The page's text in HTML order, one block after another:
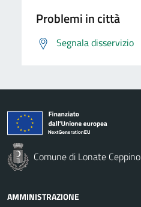
Problemi in città
Segnala disservizio
Comune di Lonate Ceppino
AMMINISTRAZIONE